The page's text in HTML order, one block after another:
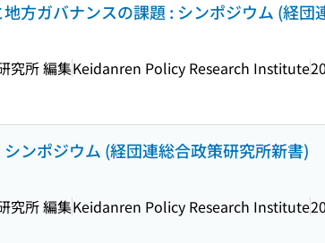
方ガバナンスの課題 : シンポジウム (経団
究所 編集Keidanren Policy Research Institute
ンポジウム (経団連総合政策研究所新書)
究所 編集Keidanren Policy Research Institute